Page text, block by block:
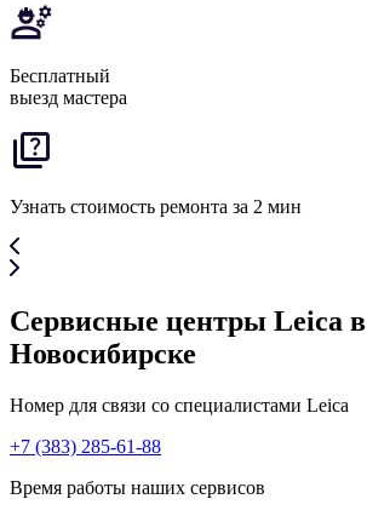
Бесплатный
выезд мастера
Узнать стоимость ремонта за 2 мин
Сервисные центры Leica в
Новосибирске
Номер для связи со специалистами Leica
+7 (383) 285-61-88
Время работы наших сервисов